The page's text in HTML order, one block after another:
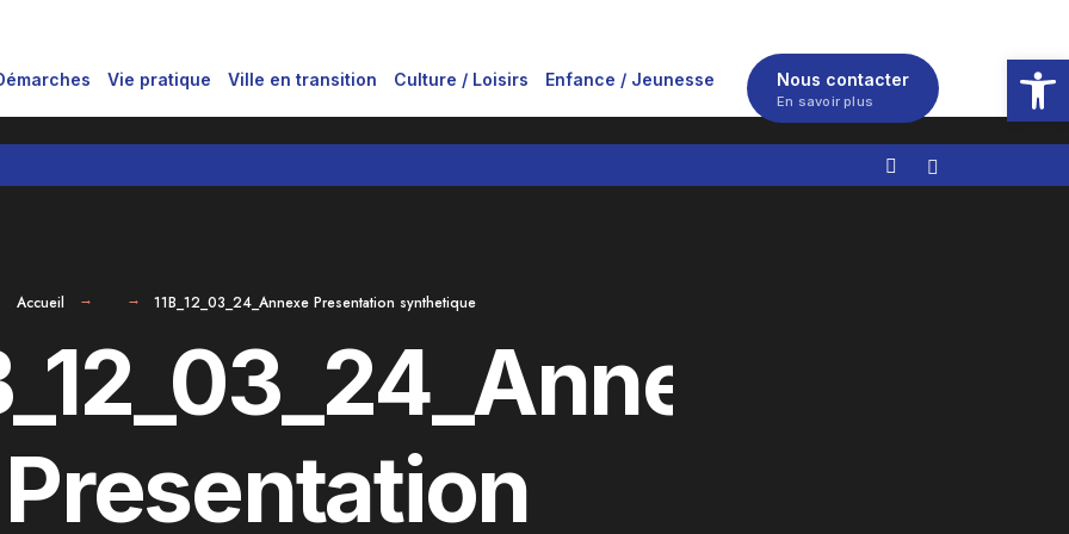
Vie pratique Ville en transition Culture / Loisirs Enfance / Jeunesse Nous contacter
En savoir plus
Accueil 11B_12_03_24_Annexe Presentation synthetique
Presentation
Ouvrir